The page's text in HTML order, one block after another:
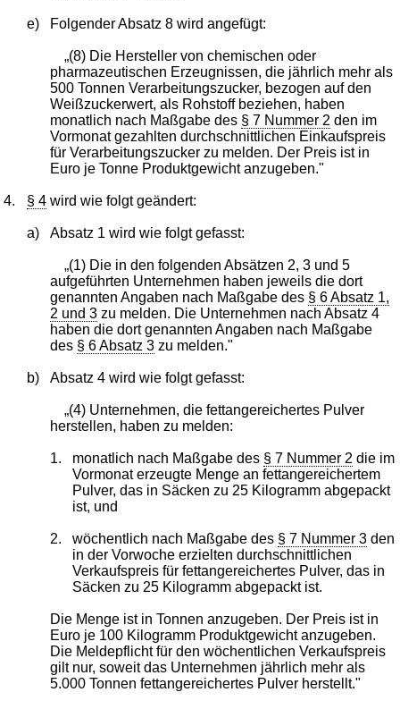
e) Folgender Absatz 8 wird angefügt:
„(8) Die Hersteller von chemischen oder
pharmazeutischen Erzeugnissen, die jährlich mehr als
500 Tonnen Verarbeitungszucker, bezogen auf den
Weißzuckerwert, als Rohstoff beziehen, haben
monatlich nach Maßgabe des § 7 Nummer 2 den im
Vormonat gezahlten durchschnittlichen Einkaufspreis
für Verarbeitungszucker zu melden. Der Preis ist in
Euro je Tonne Produktgewicht anzugeben."
4. § 4 wird wie folgt geändert:
a) Absatz 1 wird wie folgt gefasst:
„(1) Die in den folgenden Absätzen 2, 3 und 5
aufgeführten Unternehmen haben jeweils die dort
genannten Angaben nach Maßgabe des § 6 Absatz 1,
2 und 3zu melden. Die Unternehmen nach Absatz 4
haben die dort genannten Angaben nach Maßgabe
des § 6 Absatz 3zu melden."
b) Absatz 4 wird wie folgt gefasst:
„(4) Unternehmen, die fettangereichertes Pulver
herstellen, haben zu melden:
1. monatlich nach Maßgabe des § 7 Nummer 2 die im
Vormonat erzeugte Menge an fettangereichertem
Pulver, das in Säcken zu 25 Kilogramm abgepackt
ist, und
2. wöchentlich nach Maßgabe des § 7 Nummer 3 den
in der Vorwoche erzielten durchschnittlichen
Verkaufspreis für fettangereichertes Pulver, das in
Säcken zu 25 Kilogramm abgepackt ist.
Die Menge ist in Tonnen anzugeben. Der Preis ist in
Euro je 100 Kilogramm Produktgewicht anzugeben.
Die Meldepflicht für den wöchentlichen Verkaufspreis
gilt nur, soweit das Unternehmen jährlich mehr als
5.000 Tonnen fettangereichertes Pulver herstellt."